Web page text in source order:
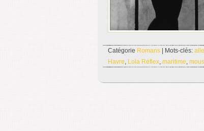
Catégorie Romans | Mots-clés:
Havre, Lola Réflex, maritime,